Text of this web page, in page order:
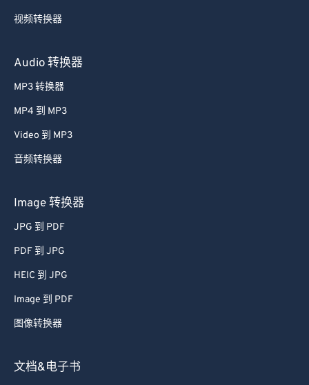
视频转换器
Audio 转换器
MP3 转换器
MP4 到 MP3
Video 到 MP3
音频转换器
Image 转换器
JPG 到 PDF
PDF 到 JPG
HEIC 到 JPG
Image 到 PDF
图像转换器
文档&电子书